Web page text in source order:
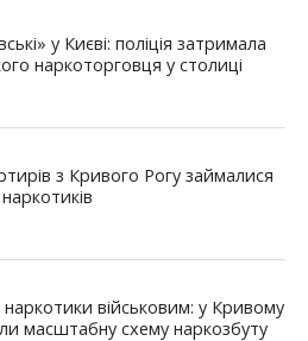
у Києві: поліція затримала
наркоторговця у столиці
з Кривого Рогу займалися
військовим: у Кривому
масштабну схему наркозбуту